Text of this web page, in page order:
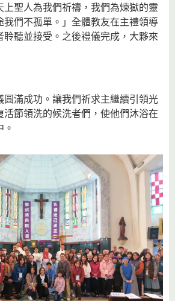
上聖人為我們祈禱，我們為煉獄的靈
我們不孤單。」全體教友在主禮領導
聆聽並接受。之後禮儀完成，大夥來
圓滿成功。讓我們祈求主繼續引領光
活節領洗的候洗者們，使他們沐浴在